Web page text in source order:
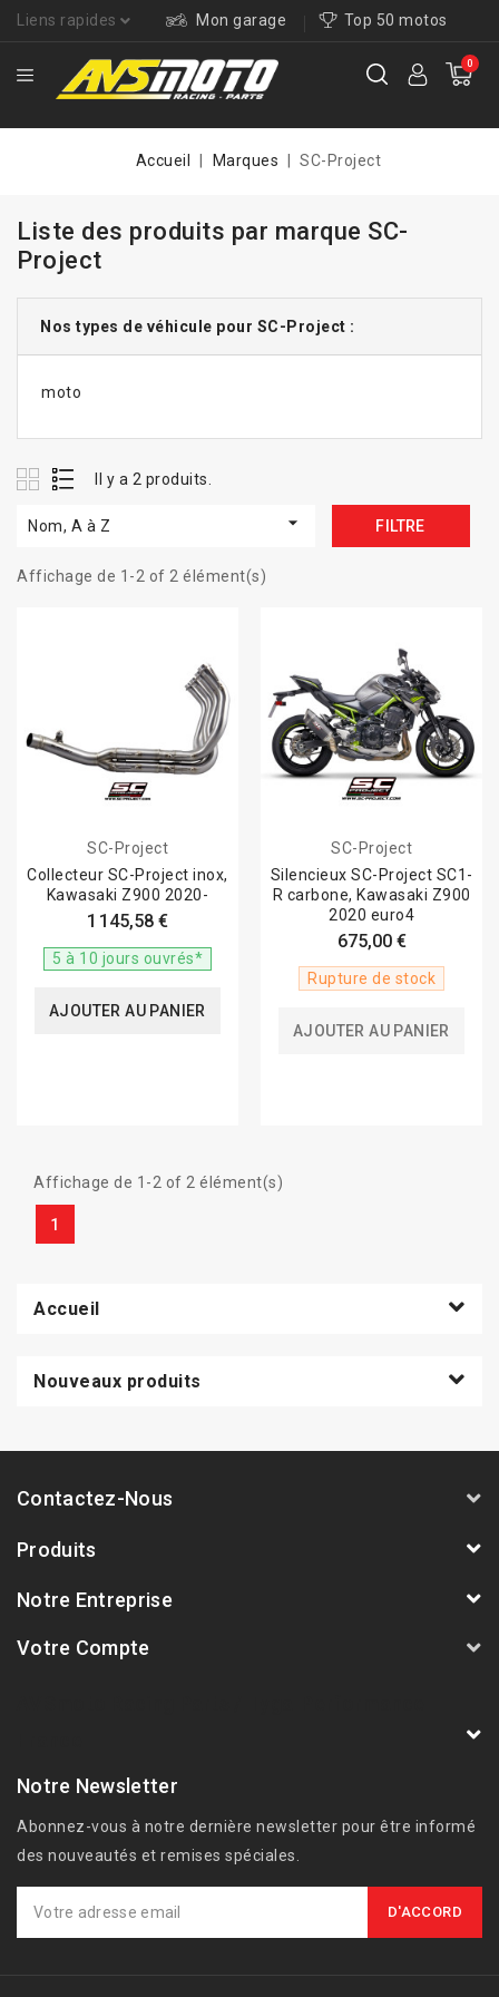
Liens rapides Mon garage Top 50 motos
0
Accueil Marques SC-Project
Liste des produits par marque SC-
Project
Nos types de véhicule pour SC-Project :
moto
Il y a 2 produits.
Nom, A à Z  FILTRE
Affichage de 1-2 of 2 élément(s)
SC-Project
Collecteur SC-Project inox,
Kawasaki Z900 2020-
1 145,58 €
5 à 10 jours ouvrés*
AJOUTER AU PANIER
SC-Project
Silencieux SC-Project SC1-
R carbone, Kawasaki Z900
2020 euro4
675,00 €
Rupture de stock
AJOUTER AU PANIER
Affichage de 1-2 of 2 élément(s)
1
Accueil
Nouveaux produits
Contactez-Nous
Produits
Notre Entreprise
Votre Compte
Notre Newsletter
Abonnez-vous à notre dernière newsletter pour être informé
des nouveautés et remises spéciales.